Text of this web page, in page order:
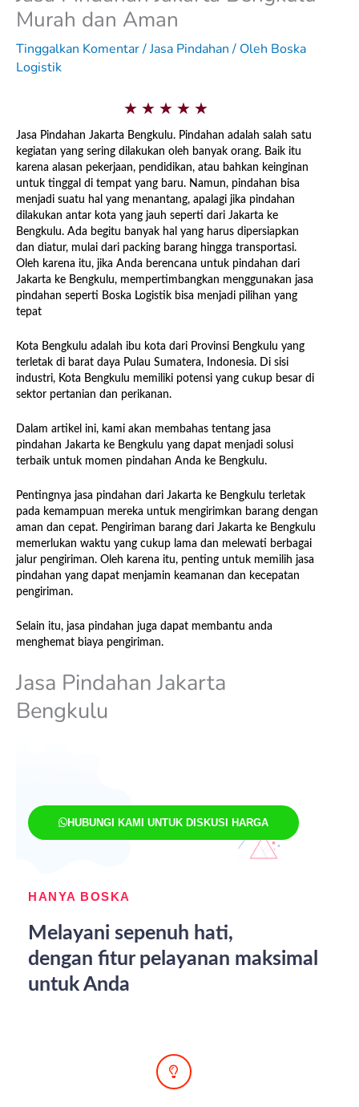
Murah dan Aman
Tinggalkan Komentar/Jasa Pindahan/ Oleh Boska
Logistik
★ ★ ★ ★ ★5
/
5
Jasa Pindahan Jakarta Bengkulu. Pindahan adalah salah satu
kegiatan yang sering dilakukan oleh banyak orang. Baik itu
karena alasan pekerjaan, pendidikan, atau bahkan keinginan
untuk tinggal di tempat yang baru. Namun, pindahan bisa
menjadi suatu hal yang menantang, apalagi jika pindahan
dilakukan antar kota yang jauh seperti dari Jakarta ke
Bengkulu. Ada begitu banyak hal yang harus dipersiapkan
dan diatur, mulai dari packing barang hingga transportasi.
Oleh karena itu, jika Anda berencana untuk pindahan dari
Jakarta ke Bengkulu, mempertimbangkan menggunakan jasa
pindahan seperti Boska Logistik bisa menjadi pilihan yang
tepat
Kota Bengkulu adalah ibu kota dari Provinsi Bengkulu yang
terletak di barat daya Pulau Sumatera, Indonesia. Di sisi
industri, Kota Bengkulu memiliki potensi yang cukup besar di
sektor pertanian dan perikanan.
Dalam artikel ini, kami akan membahas tentang jasa
pindahan Jakarta ke Bengkulu yang dapat menjadi solusi
terbaik untuk momen pindahan Anda ke Bengkulu.
Pentingnya jasa pindahan dari Jakarta ke Bengkulu terletak
pada kemampuan mereka untuk mengirimkan barang dengan
aman dan cepat. Pengiriman barang dari Jakarta ke Bengkulu
memerlukan waktu yang cukup lama dan melewati berbagai
jalur pengiriman. Oleh karena itu, penting untuk memilih jasa
pindahan yang dapat menjamin keamanan dan kecepatan
pengiriman.
Selain itu, jasa pindahan juga dapat membantu anda
menghemat biaya pengiriman.
Jasa Pindahan Jakarta
Bengkulu
HUBUNGI KAMI UNTUK DISKUSI HARGA
HANYA BOSKA
Melayani sepenuh hati,
dengan fitur pelayanan maksimal
untuk Anda